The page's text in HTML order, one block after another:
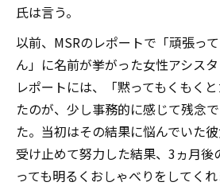
氏は言う。
以前、MSRのレポートで「頑張っ
ん」に名前が挙がった女性アシスタ
レポートには、「黙ってもくもく
たのが、少し事務的に感じて残念
た。当初はその結果に悩んでいた
受け止めて努力した結果、3ヵ月後
っても明るくおしゃべりをしてく